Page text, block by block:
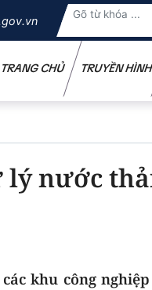
TRANG CHỦ TRUYỀN HÌNH
lý nước
khu công